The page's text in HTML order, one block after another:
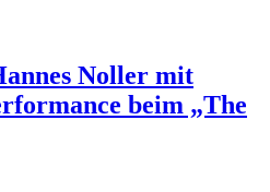
Noller mit
beim „The